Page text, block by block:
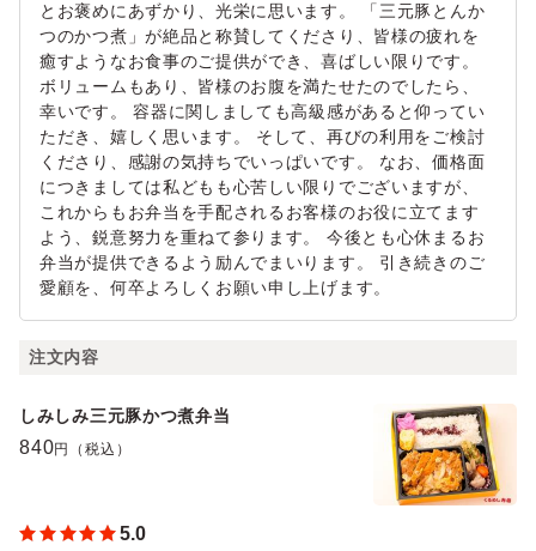
とお褒めにあずかり、光栄に思います。 「三元豚とんか
つのかつ煮」が絶品と称賛してくださり、皆様の疲れを
癒すようなお食事のご提供ができ、喜ばしい限りです。
ボリュームもあり、皆様のお腹を満たせたのでしたら、
幸いです。 容器に関しましても高級感があると仰ってい
ただき、嬉しく思います。 そして、再びの利用をご検討
くださり、感謝の気持ちでいっぱいです。 なお、価格面
につきましては私どもも心苦しい限りでございますが、
これからもお弁当を手配されるお客様のお役に立てます
よう、鋭意努力を重ねて参ります。 今後とも心休まるお
弁当が提供できるよう励んでまいります。 引き続きのご
愛顧を、何卒よろしくお願い申し上げます。
注文内容
しみしみ三元豚かつ煮弁当
840円（税込）
5.0